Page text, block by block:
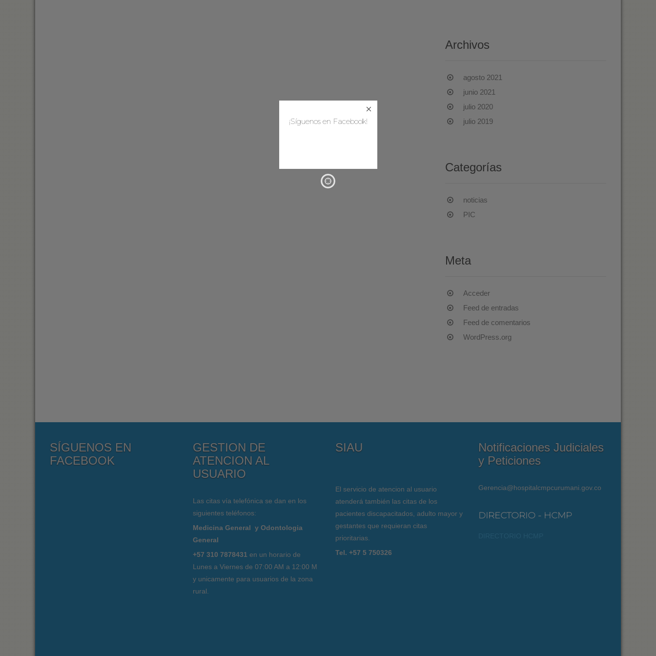
Archivos
agosto 2021
junio 2021
julio 2020
julio 2019
Categorías
noticias
PIC
Meta
Acceder
Feed de entradas
Feed de comentarios
WordPress.org
SÍGUENOS EN
FACEBOOK
GESTION DE
ATENCION AL
USUARIO
Las citas vía telefónica se dan en los
siguientes teléfonos:
Medicina General y Odontologia
General
+57 310 7878431en un horario de
Lunes a Viernes de 07:00 AM a 12:00 M
y unicamente para usuarios de la zona
rural.
SIAU
El servicio de atencion al usuario
atenderá también las citas de los
pacientes discapacitados, adulto mayor y
gestantes que requieran citas
prioritarias.
Tel. +57 5 750326
Notificaciones Judiciales
y Peticiones
Gerencia@hospitalcmpcurumani.gov.co
DIRECTORIO - HCMP
¡Síguenos en Facebook!